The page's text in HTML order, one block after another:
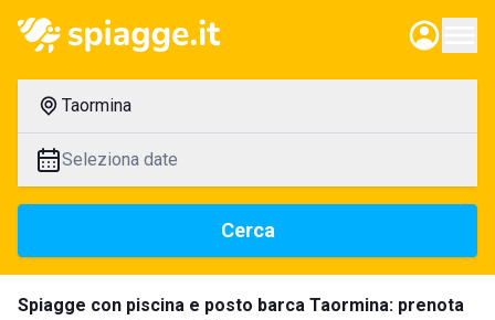
Taormina
Seleziona date
Cerca
Spiagge con piscina e posto barca Taormina: prenota